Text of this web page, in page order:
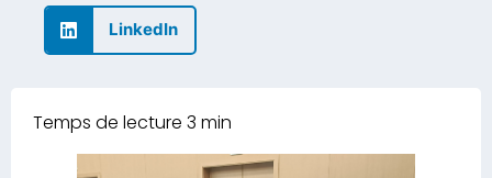
LinkedIn